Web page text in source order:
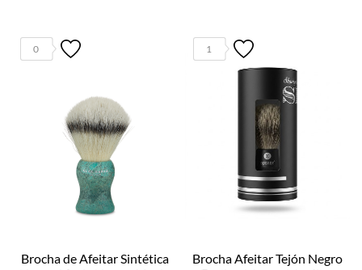
0
Brocha de Afeitar Sintética
1
Brocha Afeitar Tejón Negro